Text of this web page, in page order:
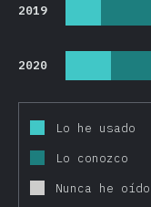
2019
2020
Lo he usado
Lo conozco
Nunca he